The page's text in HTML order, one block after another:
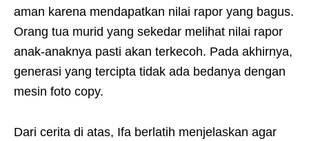
aman karena mendapatkan nilai rapor yang bagus.
Orang tua murid yang sekedar melihat nilai rapor
anak-anaknya pasti akan terkecoh. Pada akhirnya,
generasi yang tercipta tidak ada bedanya dengan
mesin foto copy.
Dari cerita di atas, Ifa berlatih menjelaskan agar